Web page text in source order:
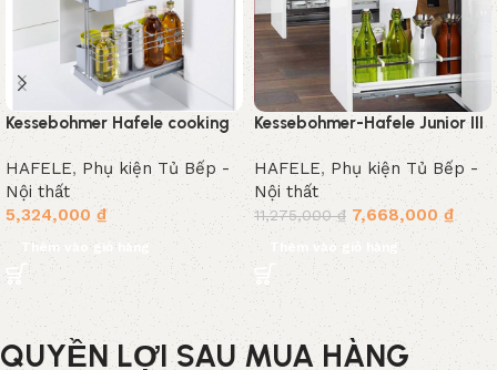
Kessebohmer Hafele cooking
agent cho hộc tủ 350mm
545.24.952 Giá dao thớt
HAFELE, Phụ kiện Tủ Bếp -
Nội thất
5,324,000₫
Thêm vào giỏ hàng
Kessebohmer-Hafele Junior III
545.11.573 Giá dao thớt gắn
cánh 360mm
HAFELE, Phụ kiện Tủ Bếp -
Nội thất
11,275,000₫ 7,668,000₫
Thêm vào giỏ hàng
QUYỀN LỢI SAU MUA HÀNG